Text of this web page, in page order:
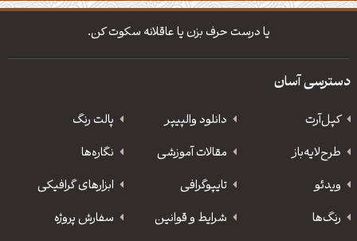
دانلود والپیپر مذهبی
تایپوگرافی شعر مولانا
یا درست حرف بزن یا عاقلانه سکوت کن.
دسترسی آسان
کپل‌آرت دانلود‌ والپیپر
پالت رنگ
طرح‌لایه‌باز
مقالات آموزشی
نگاره‌ها
ویدئو
‌تایپوگرافی
ابزارهای گرافیکی
رنگ‌ها
شرایط و قوانین
سفارش پروژه